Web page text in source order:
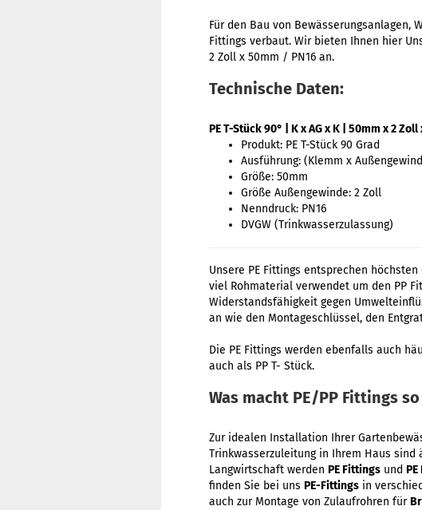
Für den Bau von Bewässerungsanlagen,
Fittings verbaut. Wir bieten Ihnen hier
2 Zoll x 50mm / PN16 an.
Technische Daten:
PE T-Stück 90° | K x AG x K | 50mm x 2 Zoll
Produkt: PE T-Stück 90 Grad
Ausführung: (Klemm x
Größe: 50mm
Größe Außengewinde: 2 Zoll
Nenndruck: PN16
DVGW (Trinkwasserzulassung)
Unsere PE Fittings entsprechen
viel Rohmaterial verwendet um den PP
Widerstandsfähigkeit gegen
an wie den Montageschlüssel, den
Die PE Fittings werden ebenfalls auch
auch als PP T- Stück.
Was macht PE/PP Fittings
Zur idealen Installation Ihrer
Trinkwasserzuleitung in Ihrem Haus sind
Langwirtschaft werden PE Fittings und
finden Sie bei uns PE-Fittings in
auch zur Montage von Zulaufrohren für